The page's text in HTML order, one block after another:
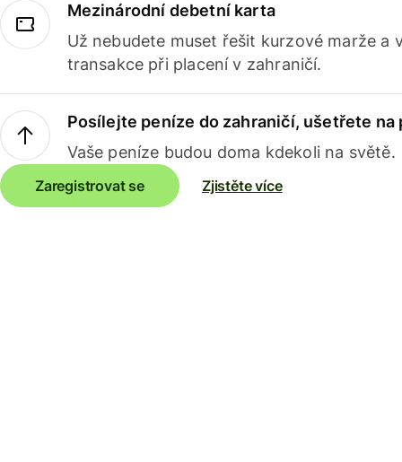
Mezinárodní debetní karta
Už nebudete muset řešit kurzové marže a
transakce při placení v zahraničí.
Posílejte peníze do zahraničí, ušetřete na
Vaše peníze budou doma kdekoli na světě.
Zaregistrovat se Zjistěte více